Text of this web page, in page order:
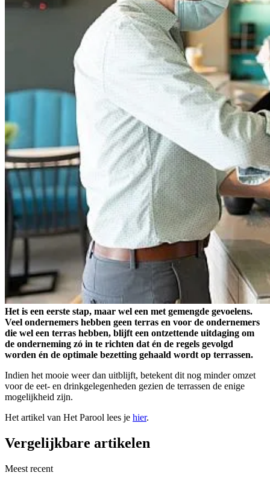
Het is een eerste stap, maar wel een met gemengde gevoelens.
Veel ondernemers hebben geen terras en voor de ondernemers
die wel een terras hebben, blijft een ontzettende uitdaging om
de onderneming zó in te richten dat én de regels gevolgd
worden én de optimale bezetting gehaald wordt op terrassen.
Indien het mooie weer dan uitblijft, betekent dit nog minder omzet
voor de eet- en drinkgelegenheden gezien de terrassen de enige
mogelijkheid zijn.
Het artikel van Het Parool lees je hier.
Vergelijkbare artikelen
Meest recent